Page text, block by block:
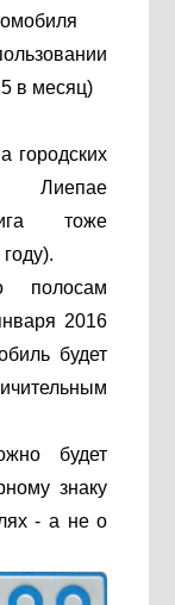
в месяц)
городских
тоже
полосам
2016
будет
будет
знаку
- а не о